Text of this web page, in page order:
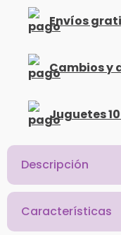
Envíos
Cambios y
Juguetes
Descripción
Características